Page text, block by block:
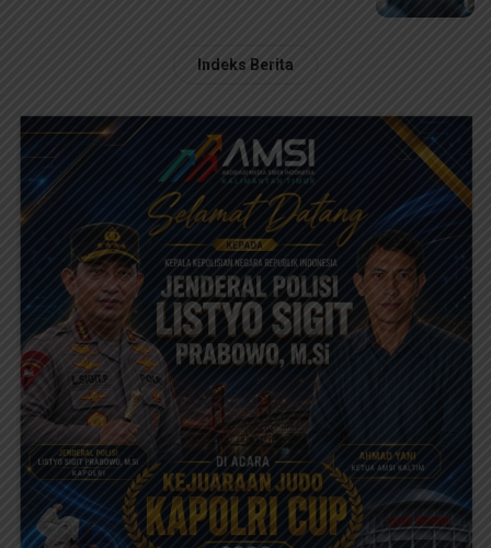
Indeks Berita